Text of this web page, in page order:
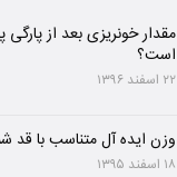
مقدار خونریزی بعد از
است؟
۲۲ اسفند ۱۳۹۶
وزن ایده آل متناسب با قد
۱۸ اسفند ۱۳۹۵